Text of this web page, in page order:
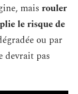
mais rouler
le risque de
ou par
devrait pas